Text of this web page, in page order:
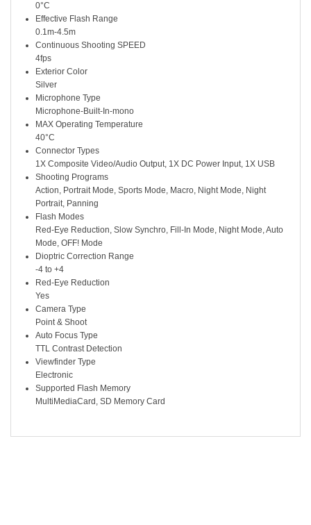
0°C
Effective Flash Range
0.1m-4.5m
Continuous Shooting SPEED
4fps
Exterior Color
Silver
Microphone Type
Microphone-Built-In-mono
MAX Operating Temperature
40°C
Connector Types
1X Composite Video/Audio Output, 1X DC Power Input, 1X USB
Shooting Programs
Action, Portrait Mode, Sports Mode, Macro, Night Mode, Night
Portrait, Panning
Flash Modes
Red-Eye Reduction, Slow Synchro, Fill-In Mode, Night Mode, Auto
Mode, OFF! Mode
Dioptric Correction Range
-4 to +4
Red-Eye Reduction
Yes
Camera Type
Point & Shoot
Auto Focus Type
TTL Contrast Detection
Viewfinder Type
Electronic
Supported Flash Memory
MultiMediaCard, SD Memory Card